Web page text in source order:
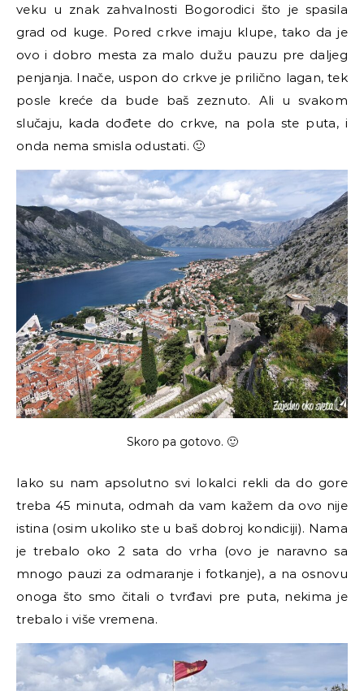
veku u znak zahvalnosti Bogorodici što je spasila
grad od kuge. Pored crkve imaju klupe, tako da je
ovo i dobro mesta za malo dužu pauzu pre daljeg
penjanja. Inače, uspon do crkve je prilično lagan, tek
posle kreće da bude baš zeznuto. Ali u svakom
slučaju, kada dođete do crkve, na pola ste puta, i
onda nema smisla odustati. 🙂
Skoro pa gotovo. 🙂
Iako su nam apsolutno svi lokalci rekli da do gore
treba 45 minuta, odmah da vam kažem da ovo nije
istina (osim ukoliko ste u baš dobroj kondiciji). Nama
je trebalo oko 2 sata do vrha (ovo je naravno sa
mnogo pauzi za odmaranje i fotkanje), a na osnovu
onoga što smo čitali o tvrđavi pre puta, nekima je
trebalo i više vremena.